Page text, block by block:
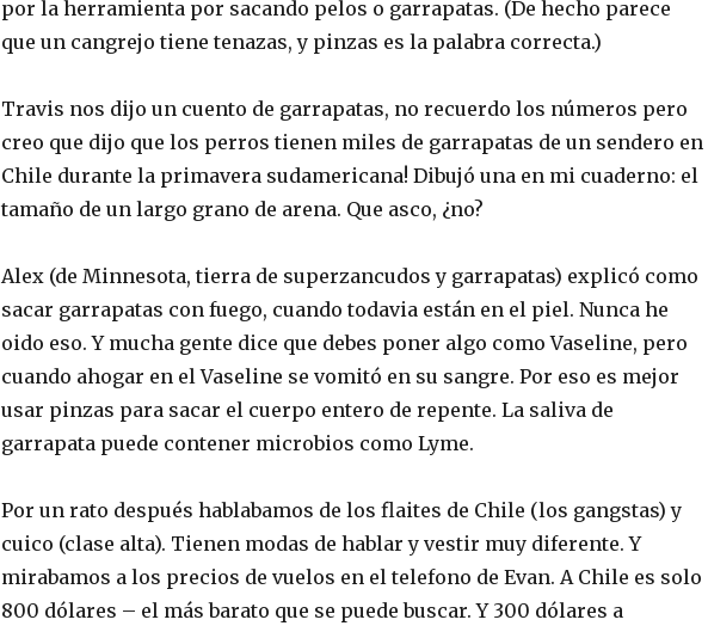
por la herramienta por sacando pelos o garrapatas. (De hecho parece
que un cangrejo tiene tenazas, y pinzas es la palabra correcta.)
Travis nos dijo un cuento de garrapatas, no recuerdo los números pero
creo que dijo que los perros tienen miles de garrapatas de un sendero en
Chile durante la primavera sudamericana! Dibujó una en mi cuaderno: el
tamaño de un largo grano de arena. Que asco, ¿no?
Alex (de Minnesota, tierra de superzancudos y garrapatas) explicó como
sacar garrapatas con fuego, cuando todavia están en el piel. Nunca he
oido eso. Y mucha gente dice que debes poner algo como Vaseline, pero
cuando ahogar en el Vaseline se vomitó en su sangre. Por eso es mejor
usar pinzas para sacar el cuerpo entero de repente. La saliva de
garrapata puede contener microbios como Lyme.
Por un rato después hablabamos de los flaites de Chile (los gangstas) y
cuico (clase alta). Tienen modas de hablar y vestir muy diferente. Y
mirabamos a los precios de vuelos en el telefono de Evan. A Chile es solo
800 dólares – el más barato que se puede buscar. Y 300 dólares a